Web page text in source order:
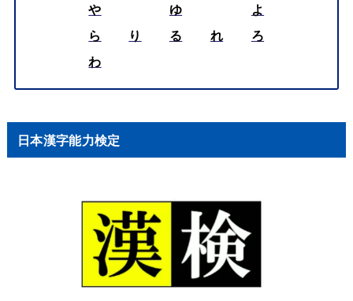
や
ゆ
よ
ら
り る れ
ろ
わ
日本漢字能力検定